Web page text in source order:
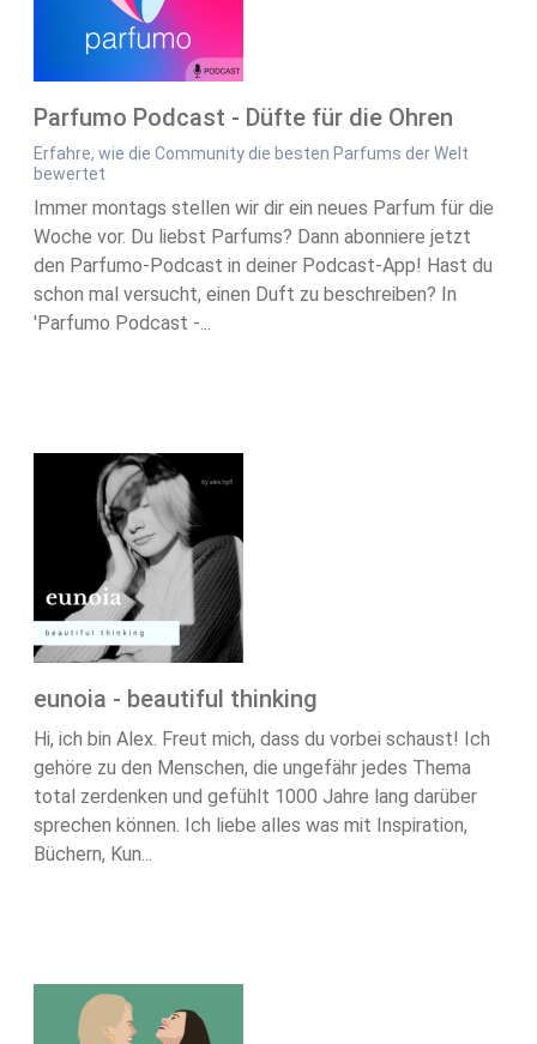
Parfumo Podcast - Düfte für die Ohren
Erfahre, wie die Community die besten Parfums der Welt
bewertet
Immer montags stellen wir dir ein neues Parfum für die
Woche vor. Du liebst Parfums? Dann abonniere jetzt
den Parfumo-Podcast in deiner Podcast-App! Hast du
schon mal versucht, einen Duft zu beschreiben? In
'Parfumo Podcast -...
eunoia - beautiful thinking
Hi, ich bin Alex. Freut mich, dass du vorbei schaust! Ich
gehöre zu den Menschen, die ungefähr jedes Thema
total zerdenken und gefühlt 1000 Jahre lang darüber
sprechen können. Ich liebe alles was mit Inspiration,
Büchern, Kun...